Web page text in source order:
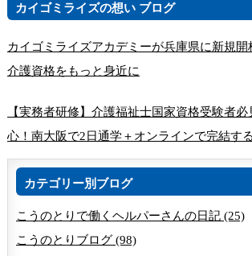
カイゴミライズの想い ブログ
カイゴミライズアカデミーが兵庫県に新規
介護資格をもっと身近に
【実務者研修】介護福祉士国家資格受験者
心！南大阪で2日通学＋オンラインで完結す
カテゴリー別ブログ
こうのとりで働くヘルパーさんの日記 (25)
こうのとりブログ (98)